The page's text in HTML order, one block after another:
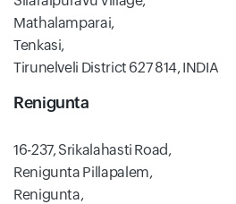
Mathalamparai,
Tenkasi,
Tirunelveli District 627 814, INDIA
Renigunta
16-237, Srikalahasti Road,
Renigunta Pillapalem,
Renigunta,